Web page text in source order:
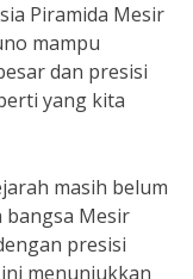
Piramida Mesir
mampu
dan presisi
yang kita
masih belum
bangsa Mesir
presisi
menunjukkan